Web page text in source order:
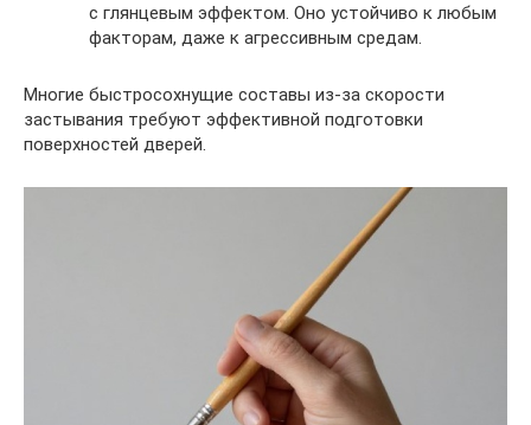
с глянцевым эффектом. Оно устойчиво к любым
факторам, даже к агрессивным средам.
Многие быстросохнущие составы из-за скорости
застывания требуют эффективной подготовки
поверхностей дверей.